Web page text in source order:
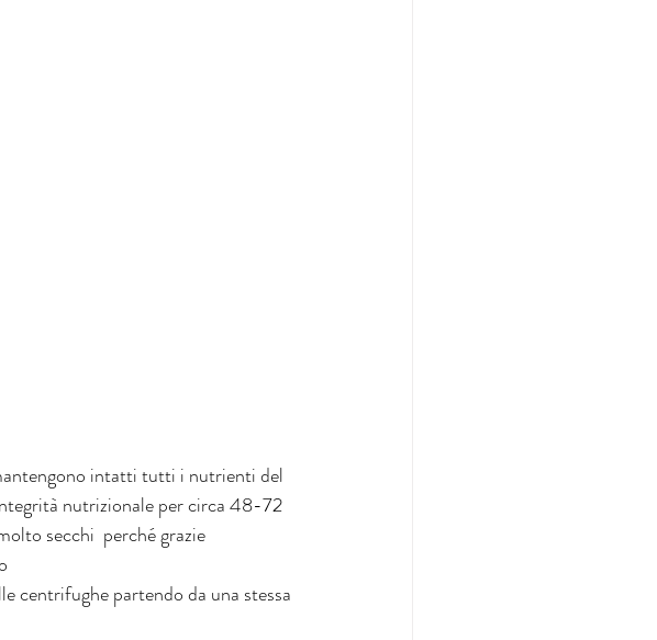
intatti tutti i nutrienti del
nutrizionale per circa 48-72
secchi  perché grazie
centrifughe partendo da una stessa